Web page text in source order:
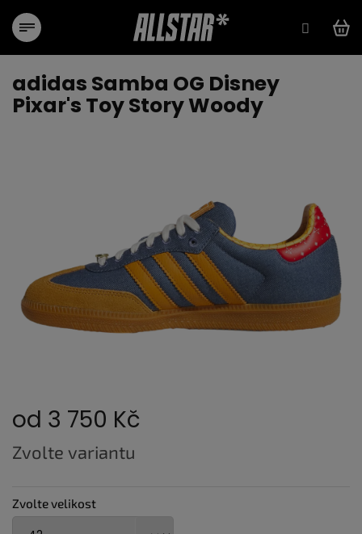
obsah
adidas Samba OG Disney
Pixar's Toy Story Woody
od 3 750 Kč
Měrná
cena:
Zvolte variantu
Zvolte velikost